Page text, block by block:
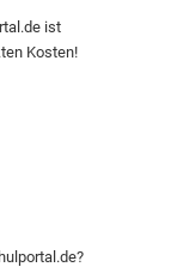
ist
Kosten!